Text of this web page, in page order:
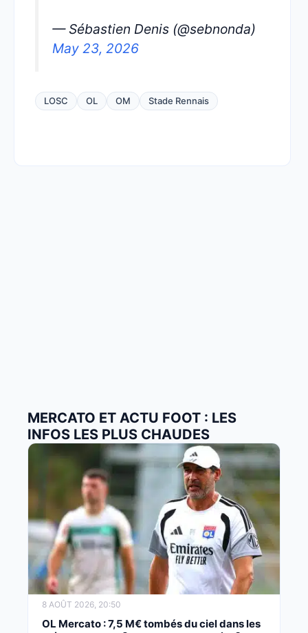
— Sébastien Denis (@sebnonda)
May 23, 2026
LOSC OL OM Stade Rennais
MERCATO ET ACTU FOOT : LES
INFOS LES PLUS CHAUDES
8 AOÛT 2026, 20:50
OL Mercato : 7,5 M€ tombés du ciel dans les